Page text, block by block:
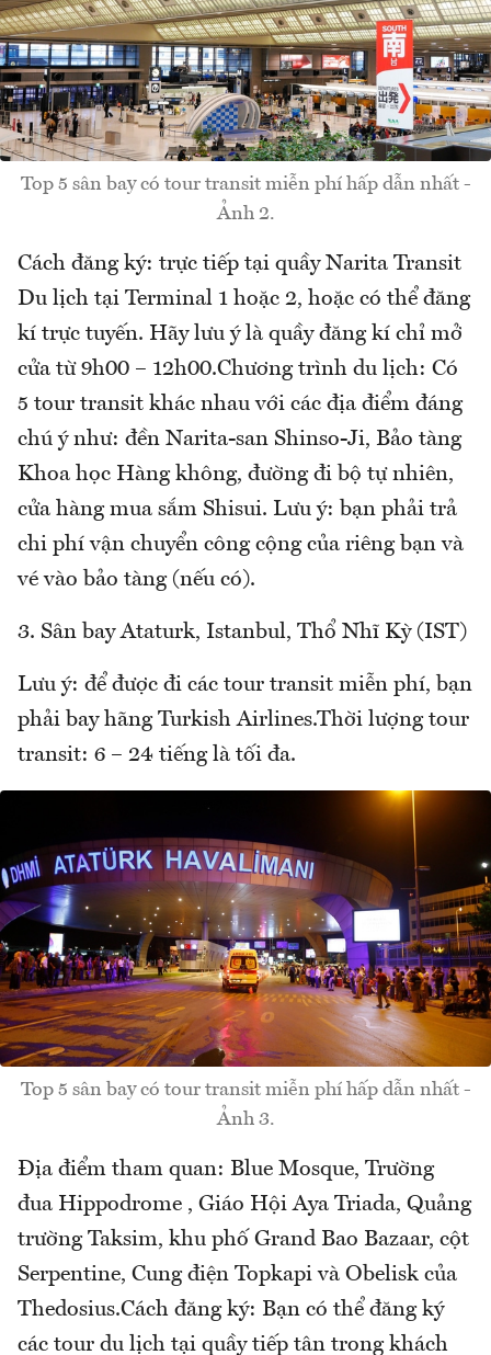
Top 5 sân bay có tour transit miễn phí hấp dẫn nhất -
Ảnh 2.
Cách đăng ký: trực tiếp tại quầy Narita Transit
Du lịch tại Terminal 1 hoặc 2, hoặc có thể đăng
kí trực tuyến. Hãy lưu ý là quầy đăng kí chỉ mở
cửa từ 9h00 – 12h00.Chương trình du lịch: Có
5 tour transit khác nhau với các địa điểm đáng
chú ý như: đền Narita-san Shinso-Ji, Bảo tàng
Khoa học Hàng không, đường đi bộ tự nhiên,
cửa hàng mua sắm Shisui. Lưu ý: bạn phải trả
chi phí vận chuyển công cộng của riêng bạn và
vé vào bảo tàng (nếu có).
3. Sân bay Ataturk, Istanbul, Thổ Nhĩ Kỳ (IST)
Lưu ý: để được đi các tour transit miễn phí, bạn
phải bay hãng Turkish Airlines.Thời lượng tour
transit: 6 – 24 tiếng là tối đa.
Top 5 sân bay có tour transit miễn phí hấp dẫn nhất -
Ảnh 3.
Địa điểm tham quan: Blue Mosque, Trường
đua Hippodrome , Giáo Hội Aya Triada, Quảng
trường Taksim, khu phố Grand Bao Bazaar, cột
Serpentine, Cung điện Topkapi và Obelisk của
Thedosius.Cách đăng ký: Bạn có thể đăng ký
các tour du lịch tại quầy tiếp tân trong khách